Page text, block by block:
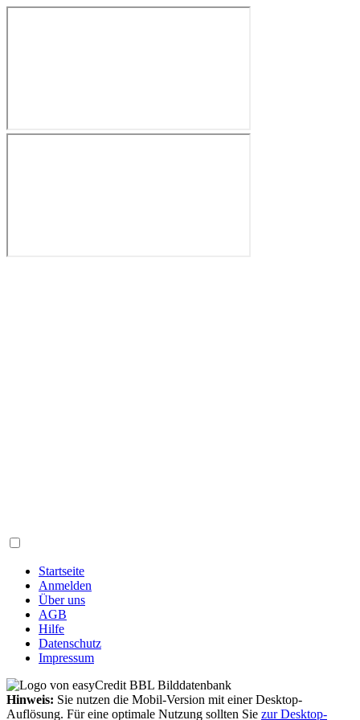
Startseite
Anmelden
Über uns
AGB
Hilfe
Datenschutz
Impressum
Hinweis: Sie nutzen die Mobil-Version mit einer Desktop-
Auflösung. Für eine optimale Nutzung sollten Sie zur Desktop-